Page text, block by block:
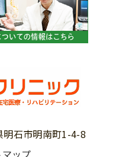
石市明南町1-4-8
ップ